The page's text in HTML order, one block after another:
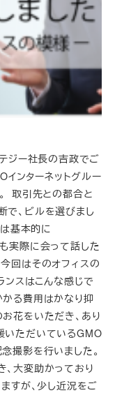
ジー社長の吉政でご
ンターネットグルー
取引先との都合と
で、ビルを選びまし
基本的に
実際に会って話した
回はそのオフィスの
ンスはこんな感じで
かる費用はかなり抑
花をいただき、あり
いただいているGMO
撮影を行いました。
、大変助かっており
すが、少し近況をご